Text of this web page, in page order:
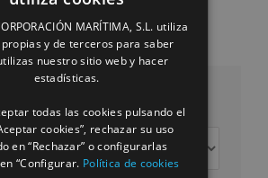
ENGLISH
FRENCH
MARÍTIMA, S.L. utiliza
y de terceros para saber
nuestro sitio web y hacer
estadísticas.
todas las cookies pulsando el
cookies”, rechazar su uso
en “Rechazar” o configurarlas
“Configurar. Política de cookies